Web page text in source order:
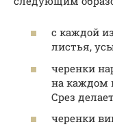
с каждой
листья,
черенки
на каждом
Срез
черенки